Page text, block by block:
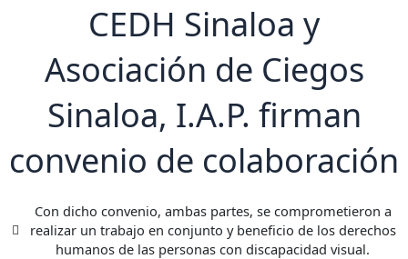
CEDH Sinaloa y
Asociación de Ciegos
Sinaloa, I.A.P. firman
convenio de colaboración
Con dicho convenio, ambas partes, se comprometieron a
realizar un trabajo en conjunto y beneficio de los derechos
humanos de las personas con discapacidad visual.